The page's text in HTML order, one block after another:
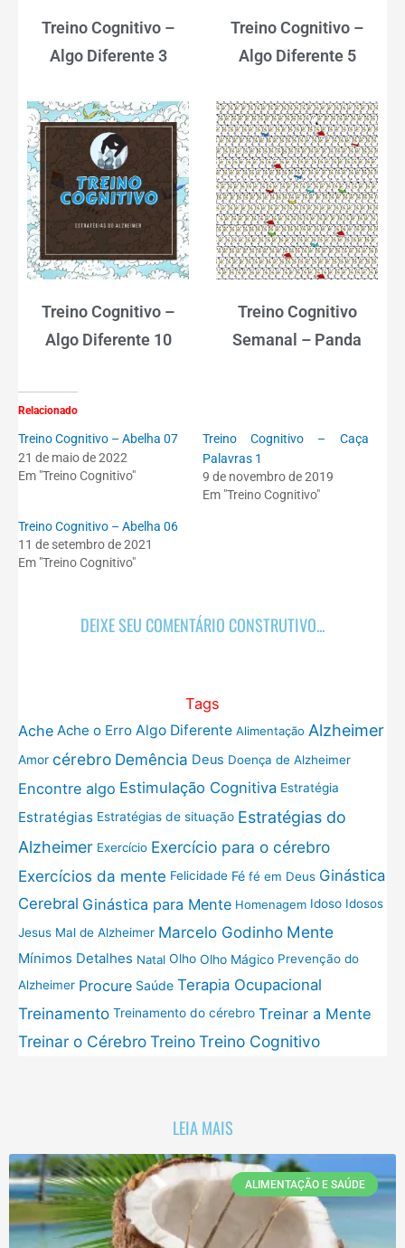
Treino Cognitivo –
Algo Diferente 3
Treino Cognitivo –
Algo Diferente 5
Treino Cognitivo –
Algo Diferente 10
Treino Cognitivo
Semanal – Panda
Relacionado
Treino Cognitivo – Abelha 07
21 de maio de 2022
Em "Treino Cognitivo"
Treino Cognitivo – Caça
Palavras 1
9 de novembro de 2019
Em "Treino Cognitivo"
Treino Cognitivo – Abelha 06
11 de setembro de 2021
Em "Treino Cognitivo"
DEIXE SEU COMENTÁRIO CONSTRUTIVO...
Tags
Ache Ache o Erro Algo Diferente Alimentação Alzheimer
Amor cérebro Demência Deus Doença de Alzheimer
Encontre algo Estimulação Cognitiva Estratégia
Estratégias Estratégias de situação Estratégias do
Alzheimer Exercício Exercício para o cérebro
Exercícios da mente Felicidade Fé fé em Deus Ginástica
Cerebral Ginástica para Mente Homenagem Idoso Idosos
Jesus Mal de Alzheimer Marcelo Godinho Mente
Mínimos Detalhes Natal Olho Olho Mágico Prevenção do
Alzheimer Procure Saúde Terapia Ocupacional
Treinamento Treinamento do cérebro Treinar a Mente
Treinar o CérebroTreinoTreino Cognitivo
LEIA MAIS
ALIMENTAÇÃO E SAÚDE